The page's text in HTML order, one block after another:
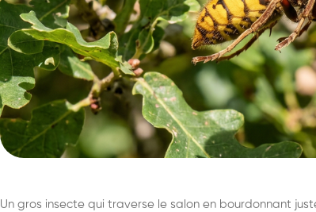
Un gros insecte qui traverse le salon en bourdonnant